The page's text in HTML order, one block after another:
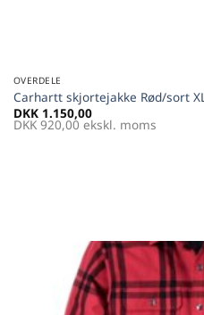
OVERDELE
Carhartt skjortejakke Rød/sort XL
DKK 1.150,00
DKK 920,00 ekskl. moms